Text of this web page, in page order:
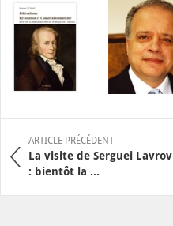
ARTICLE PRÉCÉDENT
La visite de Serguei Lavrov
: bientôt la ...